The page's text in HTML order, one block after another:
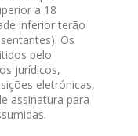
a 18
inferior terão
Os
pelo
jurídicos,
eletrónicas,
assinatura para